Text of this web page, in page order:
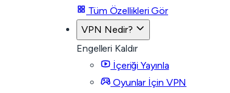
Tüm Özellikleri Gör
VPN Nedir?
Engelleri Kaldır
İçeriği Yayınla
Oyunlar İçin VPN